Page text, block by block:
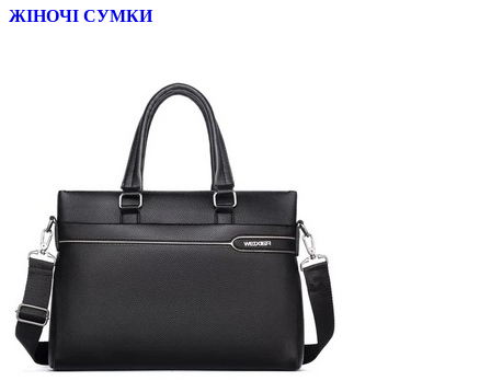
ЖІНОЧІ СУМКИ